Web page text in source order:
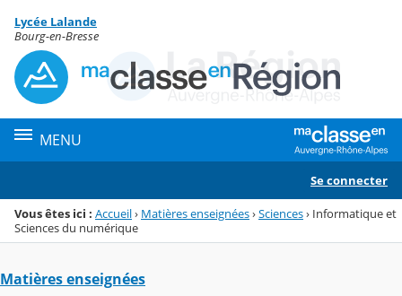
Menu de la rubrique
Contenu
Lycée Lalande
Bourg-en-Bresse
MENU
Se connecter
Vous êtes ici : Accueil› Matières enseignées›Sciences› Informatique et
Sciences du numérique
Matières enseignées